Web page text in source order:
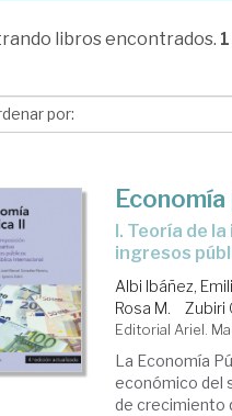
libros encontrados. 1
Economía
I. Teoría de la imposición II. Sistema impositivo III. Otros
ingresos
Albi Ibáñez,
Rosa M.
Zubiri
Editorial Ariel.
La Economía
económico del
de crecimiento